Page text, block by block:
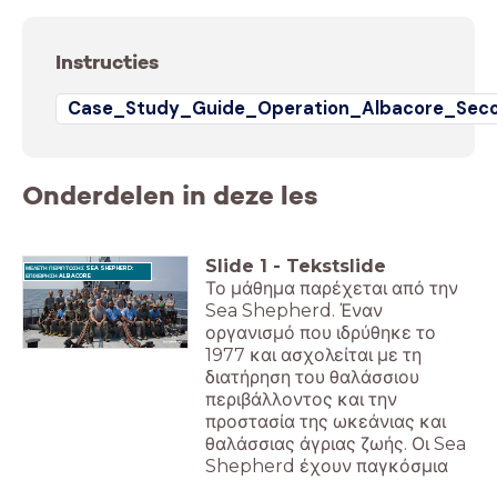
Instructies
Onderdelen in deze les
ΜΕΛΕΤΗ ΠΕΡΙΠΤΩΣΗΣ SEA SHEPHERD:
ΕΠΙΧΕΙΡΗΣΗ ALBACORE
Slide 1 - Tekstslide
Το μάθημα παρέχεται από την
Sea Shepherd. Έναν
οργανισμό που ιδρύθηκε το
1977 και ασχολείται με τη
διατήρηση του θαλάσσιου
περιβάλλοντος και την
προστασία της ωκεάνιας και
θαλάσσιας άγριας ζωής. Οι Sea
Shepherd έχουν παγκόσμια